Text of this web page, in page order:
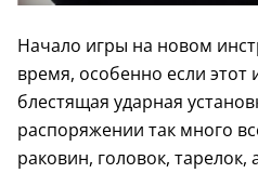
Начало игры на новом
время, особенно если этот
блестящая ударная
распоряжении так много
раковин, головок,